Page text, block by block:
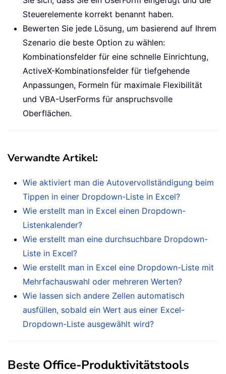
Steuerelemente korrekt benannt haben.
Bewerten Sie jede Lösung, um basierend auf Ihrem
Szenario die beste Option zu wählen:
Kombinationsfelder für eine schnelle Einrichtung,
ActiveX-Kombinationsfelder für tiefgehende
Anpassungen, Formeln für maximale Flexibilität
und VBA-UserForms für anspruchsvolle
Oberflächen.
Verwandte Artikel:
Wie aktiviert man die Autovervollständigung beim
Tippen in einer Dropdown-Liste in Excel?
Wie erstellt man in Excel einen Dropdown-
Listenkalender?
Wie erstellt man eine durchsuchbare Dropdown-
Liste in Excel?
Wie erstellt man in Excel eine Dropdown-Liste mit
Mehrfachauswahl oder mehreren Werten?
Wie lassen sich andere Zellen automatisch
ausfüllen, sobald ein Wert aus einer Excel-
Dropdown-Liste ausgewählt wird?
Beste Office-Produktivitätstools